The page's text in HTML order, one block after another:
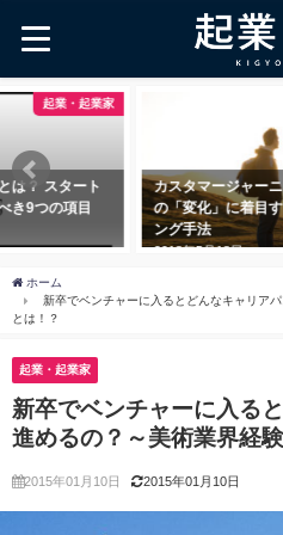
・起業家
ート
項目
マーケ
カスタマージャーニーとは？
の「変化」に着目するマー
ング手法
2018年5月18日
ホーム
新卒でベンチャーに入るとどんなキャリア
とは！？
起業・起業家
新卒でベンチャーに入る
進めるの？～美術業界経
2015年01月10日 2015年01月10日